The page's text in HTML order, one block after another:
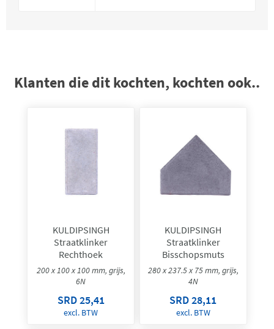
Klanten die dit kochten, kochten ook..
KULDIPSINGH
Straatklinker
Rechthoek
200 x 100 x 100 mm, grijs,
6N
SRD 25,41
excl. BTW
KULDIPSINGH
Straatklinker
Bisschopsmuts
280 x 237.5 x 75 mm, grijs,
4N
SRD 28,11
excl. BTW